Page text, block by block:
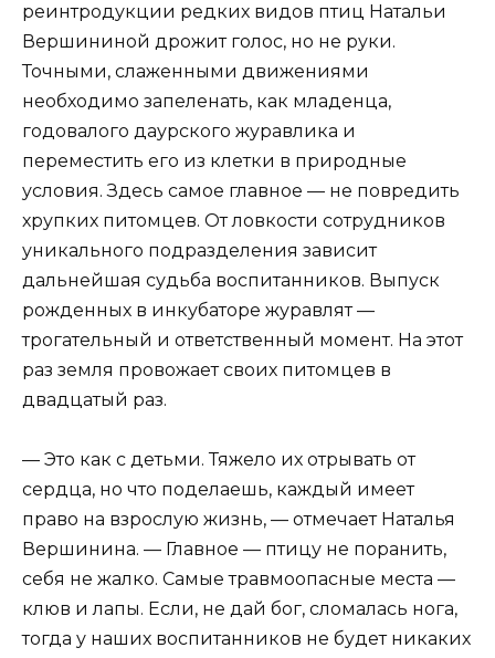
реинтродукции редких видов птиц Натальи
Вершининой дрожит голос, но не руки.
Точными, слаженными движениями
необходимо запеленать, как младенца,
годовалого даурского журавлика и
переместить его из клетки в природные
условия. Здесь самое главное — не повредить
хрупких питомцев. От ловкости сотрудников
уникального подразделения зависит
дальнейшая судьба воспитанников. Выпуск
рожденных в инкубаторе журавлят —
трогательный и ответственный момент. На этот
раз земля провожает своих питомцев в
двадцатый раз.
— Это как с детьми. Тяжело их отрывать от
сердца, но что поделаешь, каждый имеет
право на взрослую жизнь, — отмечает Наталья
Вершинина. — Главное — птицу не поранить,
себя не жалко. Самые травмоопасные места —
клюв и лапы. Если, не дай бог, сломалась нога,
тогда у наших воспитанников не будет никаких